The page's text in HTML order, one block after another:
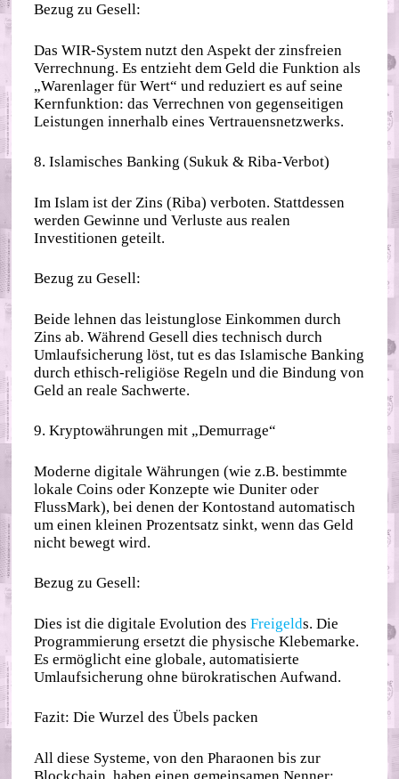
Bezug zu Gesell:
Das WIR-System nutzt den Aspekt der zinsfreien
Verrechnung. Es entzieht dem Geld die Funktion als
„Warenlager für Wert“ und reduziert es auf seine
Kernfunktion: das Verrechnen von gegenseitigen
Leistungen innerhalb eines Vertrauensnetzwerks.
8. Islamisches Banking (Sukuk & Riba-Verbot)
Im Islam ist der Zins (Riba) verboten. Stattdessen
werden Gewinne und Verluste aus realen
Investitionen geteilt.
Bezug zu Gesell:
Beide lehnen das leistunglose Einkommen durch
Zins ab. Während Gesell dies technisch durch
Umlaufsicherung löst, tut es das Islamische Banking
durch ethisch-religiöse Regeln und die Bindung von
Geld an reale Sachwerte.
9. Kryptowährungen mit „Demurrage“
Moderne digitale Währungen (wie z.B. bestimmte
lokale Coins oder Konzepte wie Duniter oder
FlussMark), bei denen der Kontostand automatisch
um einen kleinen Prozentsatz sinkt, wenn das Geld
nicht bewegt wird.
Bezug zu Gesell:
Dies ist die digitale Evolution desFreigelds. Die
Programmierung ersetzt die physische Klebemarke.
Es ermöglicht eine globale, automatisierte
Umlaufsicherung ohne bürokratischen Aufwand.
Fazit: Die Wurzel des Übels packen
All diese Systeme, von den Pharaonen bis zur
Blockchain, haben einen gemeinsamen Nenner: